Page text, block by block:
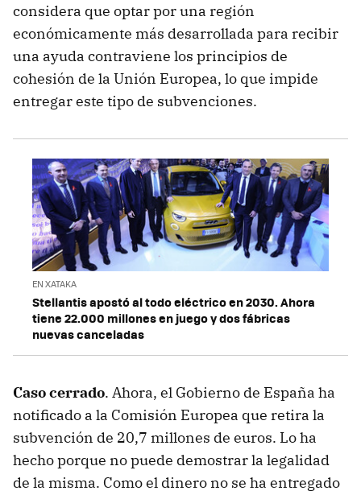
considera que optar por una región
económicamente más desarrollada para recibir
una ayuda contraviene los principios de
cohesión de la Unión Europea, lo que impide
entregar este tipo de subvenciones.
EN XATAKA
Stellantis apostó al todo eléctrico en 2030. Ahora
tiene 22.000 millones en juego y dos fábricas
nuevas canceladas
Caso cerrado. Ahora, el Gobierno de España ha
notificado a la Comisión Europea que retira la
subvención de 20,7 millones de euros. Lo ha
hecho porque no puede demostrar la legalidad
de la misma. Como el dinero no se ha entregado